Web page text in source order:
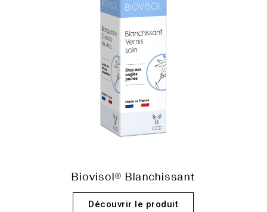
Biovisol® Blanchissant
Découvrir le produit